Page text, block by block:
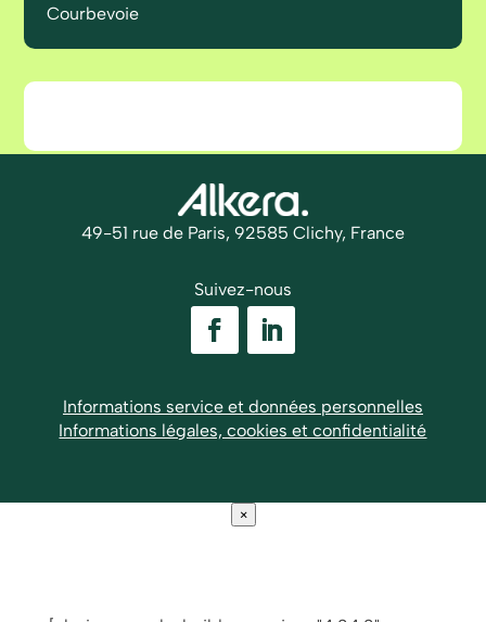
Courbevoie
49-51 rue de Paris, 92585 Clichy, France
Suivez-nous
Informations service et données personnelles
Informations légales, cookies et confidentialité
×